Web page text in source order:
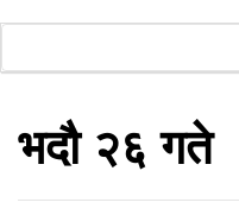
भदौ २६ गते